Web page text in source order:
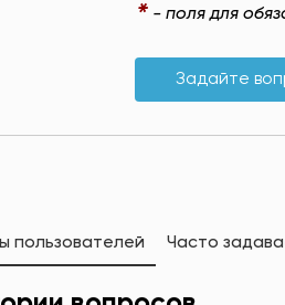
* - поля для
Задайте
пользователей Часто